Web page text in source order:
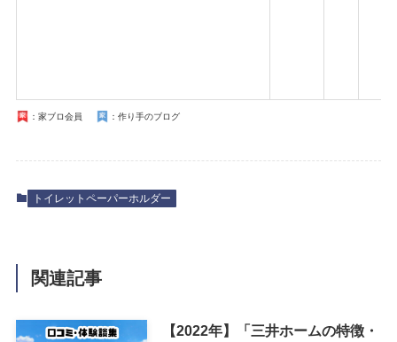
：家ブロ会員 ：作り手のブログ
トイレットペーパーホルダー
関連記事
【2022年】「三井ホームの特徴・